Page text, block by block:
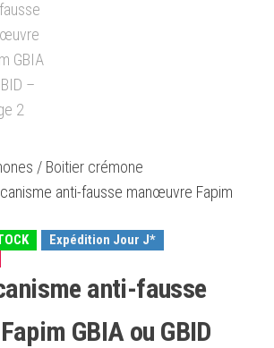
/ Boitier crémone
anti-fausse manœuvre Fapim
Expédition Jour J*
anti-fausse
GBIA ou GBID